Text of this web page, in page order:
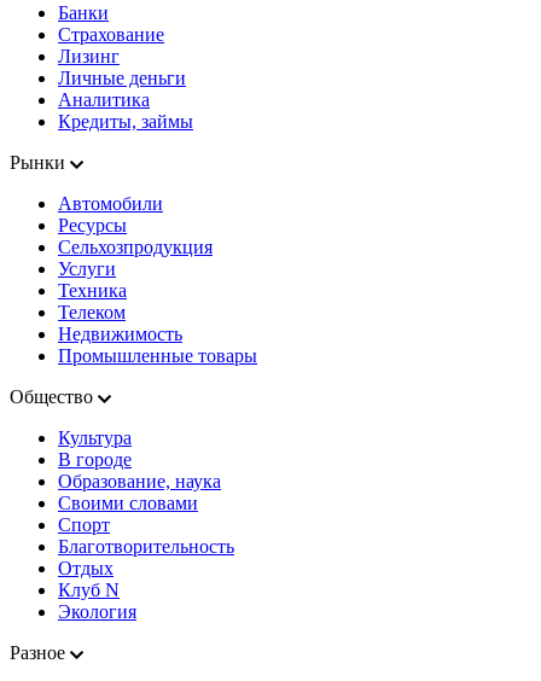
Банки
Страхование
Лизинг
Личные деньги
Аналитика
Кредиты, займы
Рынки
Автомобили
Ресурсы
Сельхозпродукция
Услуги
Техника
Телеком
Недвижимость
Промышленные товары
Общество
Культура
В городе
Образование, наука
Своими словами
Спорт
Благотворительность
Отдых
Клуб N
Экология
Разное